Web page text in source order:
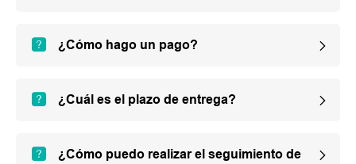
¿Cómo hago un pago?
¿Cuál es el plazo de entrega?
¿Cómo puedo realizar el seguimiento de